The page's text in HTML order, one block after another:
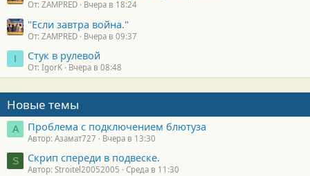
От: ZAMPRED Вчера в 18:24
"Если завтра война."
От: ZAMPRED Вчера в 09:37
I Стук в рулевой
От: IgorK Вчера в 08:48
Новые темы
А Проблема с подключением блютуза
Автор: Азамат727 Вчера в 13:30
S Скрип спереди в подвеске.
Автор: Stroitel20052005 Среда в 11:30